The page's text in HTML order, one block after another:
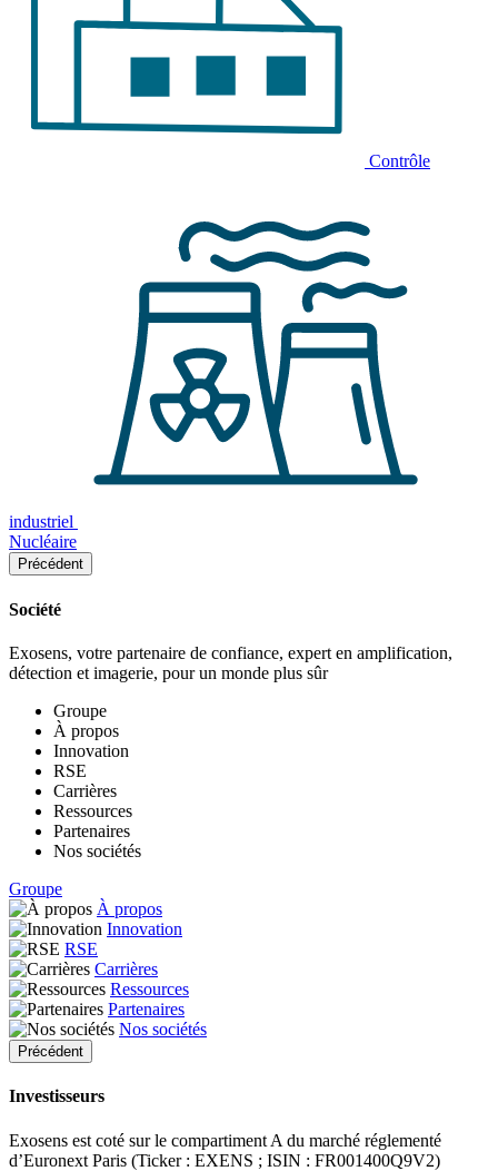
Contrôle
industriel
Nucléaire
Précédent
Société
Exosens, votre partenaire de confiance, expert en amplification,
détection et imagerie, pour un monde plus sûr
Groupe
À propos
Innovation
RSE
Carrières
Ressources
Partenaires
Nos sociétés
Groupe
À propos
Innovation
RSE
Carrières
Ressources
Partenaires
Nos sociétés
Précédent
Investisseurs
Exosens est coté sur le compartiment A du marché réglementé
d’Euronext Paris (Ticker : EXENS ; ISIN : FR001400Q9V2)